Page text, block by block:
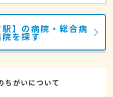
駅】の病院・総合病
を探す
ちがいについて